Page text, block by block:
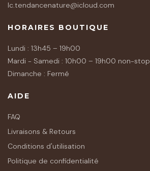
lc.tendancenature@icloud.com
HORAIRES BOUTIQUE
Lundi : 13h45 – 19h00
Mardi - Samedi : 10h00 – 19h00 non-stop
Dimanche : Fermé
AIDE
FAQ
Livraisons & Retours
Conditions d'utilisation
Politique de confidentialité